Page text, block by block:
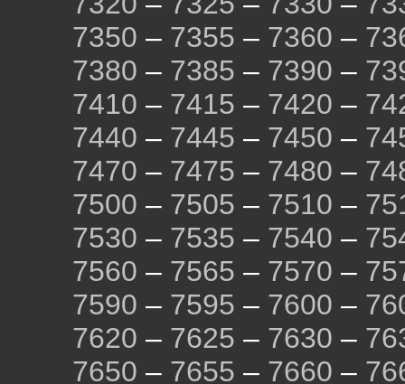
7350 – 7355 – 7360 –
7380 – 7385 – 7390 –
7410 – 7415 – 7420 –
7440 – 7445 – 7450 –
7470 – 7475 – 7480 –
7500 – 7505 – 7510 –
7530 – 7535 – 7540 –
7560 – 7565 – 7570 –
7590 – 7595 – 7600 –
7620 – 7625 – 7630 –
7650 – 7655 – 7660 –